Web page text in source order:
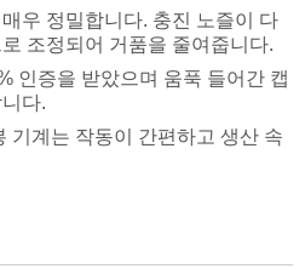
우 정밀합니다. 충진 노즐이 다
조정되어 거품을 줄여줍니다.
인증을 받았으며 움푹 들어간 캡
다.
기계는 작동이 간편하고 생산 속